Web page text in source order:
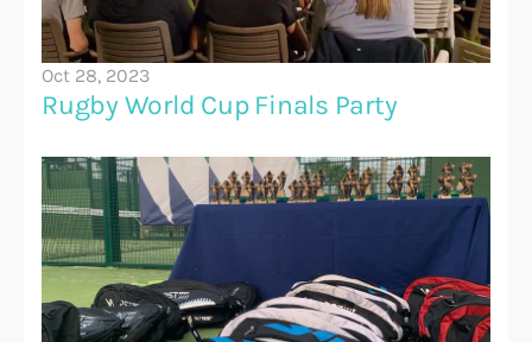
Oct 28, 2023
Rugby World Cup Finals Party